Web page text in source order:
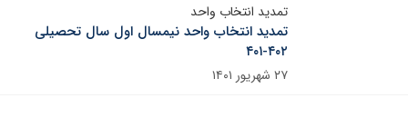
تمدید انتخاب واحد
تمدید انتخاب واحد نیمسال اول سال تحصیلی
۴۰۲-۴۰۱
۲۷ شهریور ۱۴۰۱